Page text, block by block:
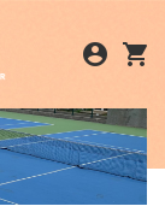
account_circle shopping_cart